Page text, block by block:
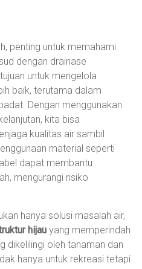
penting untuk memahami
dengan drainase
untuk mengelola
baik, terutama dalam
Dengan menggunakan
kita bisa
kualitas air sambil
material seperti
dapat membantu
mengurangi risiko
hanya solusi masalah air,
hijau yang memperindah
dikelilingi oleh tanaman dan
hanya untuk rekreasi tetapi